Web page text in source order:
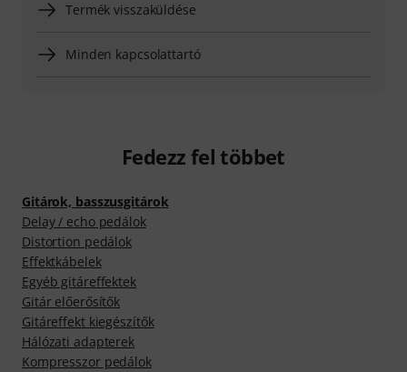
Termék visszaküldése
Minden kapcsolattartó
Fedezz fel többet
Gitárok, basszusgitárok
Delay / echo pedálok
Distortion pedálok
Effektkábelek
Egyéb gitáreffektek
Gitár előerősítők
Gitáreffekt kiegészítők
Hálózati adapterek
Kompresszor pedálok